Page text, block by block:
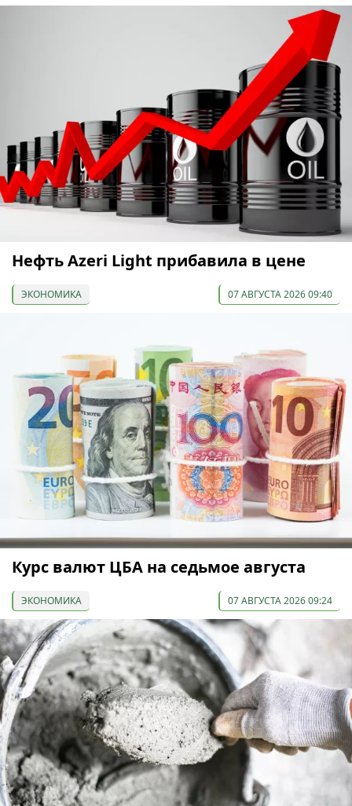
Нефть Azeri Light прибавила в цене
ЭКОНОМИКА 07 АВГУСТА 2026 09:40
Курс валют ЦБА на седьмое августа
ЭКОНОМИКА 07 АВГУСТА 2026 09:24